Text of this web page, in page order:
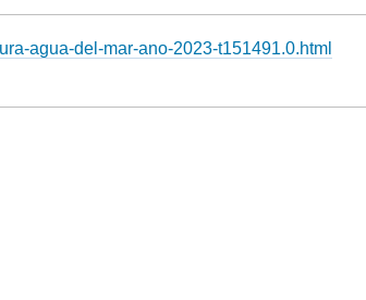
agua-del-mar-ano-2023-t151491.0.html